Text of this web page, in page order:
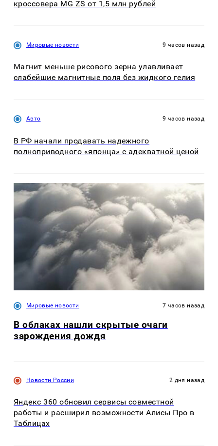
кроссовера MG ZS от 1,5 млн рублей
Мировые новости 9 часов назад
Магнит меньше рисового зерна улавливает
слабейшие магнитные поля без жидкого гелия
Авто 9 часов назад
В РФ начали продавать надежного
полноприводного «японца» с адекватной ценой
Мировые новости 7 часов назад
В облаках нашли скрытые очаги
зарождения дождя
Новости России 2 дня назад
Яндекс 360 обновил сервисы совместной
работы и расширил возможности Алисы Про в
Таблицах